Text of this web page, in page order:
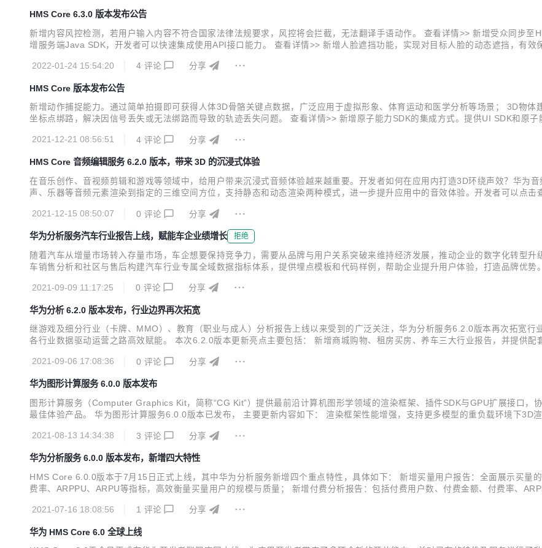
HMS Core 6.3.0 版本发布公告
新增内容风控检测，若用户输入内容不符合国家法律法规要求，风控将会拦截，无法翻译手语动作。 查看详情>> 新增受众同步至
增服务端Java SDK，开发者可以快速集成使用API接口能力。 查看详情>> 新增人脸遮挡功能，实现对目标人脸的动态遮挡，有
求自定义使用界面。 查看详情>> 提供将拍摄图...
2022-01-24 15:54:20 4 评论 分享
HMS Core 版本发布公告
新增动作捕捉能力。通过简单拍摄即可获得人体3D骨骼关键点数据，广泛应用于虚拟形象、体育运动和医学分析等场景； 3D物
坐标点绑路，解决因信号丢失或无法绑路而导致的轨迹丢失问题。 查看详情>> 新增原子能力SDK的集成方式。提供UI SDK和原
色列、摩洛哥、梵蒂冈4个国家/地区。 查...
2021-12-21 08:56:51 4 评论 分享
HMS Core 音频编辑服务 6.2.0 版本，带来 3D 的沉浸式体验
在音乐创作、音视频剪辑和游戏等领域中，给用户带来沉浸式音频体验越来越重要。开发者如何在应用内打造3D环绕声效？华为
声、乐器等音频元素渲染到指定的三维空间方位，支持静态和动态渲染两种模式，进一步提升应用中的音效体验。开发者可以点
{ repo...
2021-12-15 08:50:07 0 评论 分享
华为分析服务汽车行业报告上线，赋能车企业绩增长 拒绝
随着汽车从增量市场转入存量市场，车企想要保持竞争力，需要从品牌与用户关系突破来维持经济发展，推动企业的数字化转型
车销售分析和社区与售后构建汽车行业专属全域数据指标体系，提供埋点模板和代码样例，帮助企业提升用户体验，打造品牌优
布和商城收入，帮助运营人员实时了解APP内车主绑定的车型分布现状及营收情况...
2021-09-09 11:17:25 0 评论 分享
华为分析 6.2.0 版本发布，行业边界再次拓宽
继游戏及细分行业（卡牌、MMO）、教育（职业与成人）分析报告上线以来受到的广泛关注，华为分析服务6.2.0版本再次拓宽
各行业数据驱动运营之路高效赋能。 本次6.2.0版本更新亮点主要包括： 新增商城购物、租房买房、养车三大行业报告，并提供
属性，用户分析更加多样化。 付费分析和买量分析报告新增属性分布卡片，...
2021-09-06 17:08:36 0 评论 分享
华为图形计算服务 6.0.0 版本发布
图形计算服务（Computer Graphics Kit，简称“CG Kit”）提供最前沿计算机图形学领域的渲染框架、插件SDK与GPU扩展接口，
最佳体验产品。 华为图形计算服务6.0.0版本已发布， 主要更新内容如下： 渲染框架性能增强，支持更多模型的重负载环境下3D
2021-08-13 14:34:38
3 评论 分享
华为分析服务 6.0.0 版本发布，新增四大特性
HMS Core 6.0.0版本于7月15日正式上线，其中华为分析服务新增四个重点特性，具体如下： 新增买量用户报告：全面展示买量
费率、ARPPU、ARPU等指标，高效衡量买量用户的规模与质量； 新增付费分析报告：包括付费用户数、付费金额、付费率、
与城市分布、数据导出功能支持按事件进行筛选...
2021-07-16 18:08:56 1 评论 分享
华为 HMS Core 6.0 全球上线